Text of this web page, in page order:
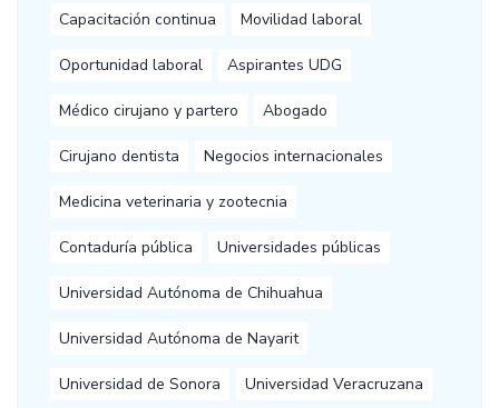
Capacitación continua Movilidad laboral
Oportunidad laboral Aspirantes UDG
Médico cirujano y partero Abogado
Cirujano dentista Negocios internacionales
Medicina veterinaria y zootecnia
Contaduría pública Universidades públicas
Universidad Autónoma de Chihuahua
Universidad Autónoma de Nayarit
Universidad de Sonora Universidad Veracruzana